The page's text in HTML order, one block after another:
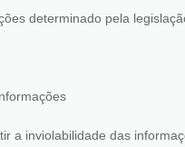
determinado pela
a inviolabilidade das